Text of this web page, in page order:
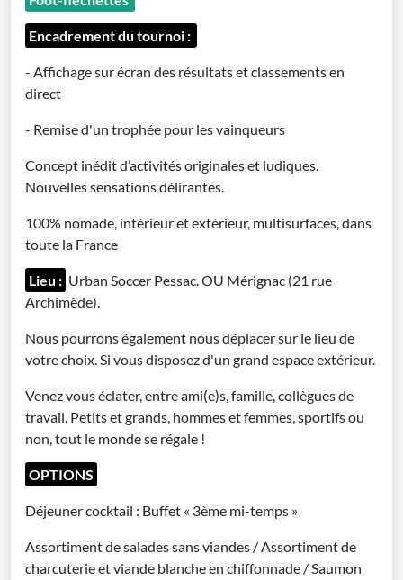
Encadrement du tournoi :
- Affichage sur écran des résultats et classements en
direct
- Remise d'un trophée pour les vainqueurs
Concept inédit d’activités originales et ludiques.
Nouvelles sensations délirantes.
100% nomade, intérieur et extérieur, multisurfaces, dans
toute la France
Lieu : Urban Soccer Pessac. OU Mérignac (21 rue
Archimède).
Nous pourrons également nous déplacer sur le lieu de
votre choix. Si vous disposez d'un grand espace extérieur.
Venez vous éclater, entre ami(e)s, famille, collègues de
travail. Petits et grands, hommes et femmes, sportifs ou
non, tout le monde se régale !
OPTIONS
Déjeuner cocktail : Buffet « 3ème mi-temps »
Assortiment de salades sans viandes / Assortiment de
charcuterie et viande blanche en chiffonnade / Saumon